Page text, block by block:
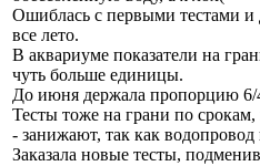
Ошиблась с первыми тестами и
все лето.
В аквариуме показатели на
чуть больше единицы.
До июня держала пропорцию 6/
Тесты тоже на грани по
- занижают, так как
Заказала новые тесты,